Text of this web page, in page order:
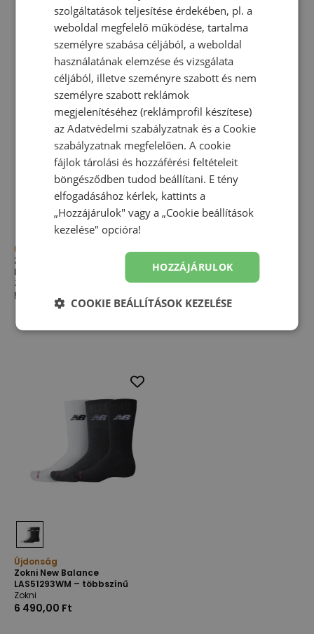
Újdonság
Zokni New Balance
LAS51453WT – fehér
Zokni
5 490,00 Ft
Újdonság
Zokni New Balance
LAS51453WM – többszínű
Zokni
5 490,00 Ft
Újdonság
Zokni New Balance
LAS51293WM – többszínű
Zokni
6 490,00 Ft
szolgáltatások teljesítése érdekében, pl. a
weboldal megfelelő működése, tartalma
személyre szabása céljából, a weboldal
használatának elemzése és vizsgálata
céljából, illetve szeményre szabott és nem
személyre szabott reklámok
megjelenítéséhez (reklámprofil készítese)
azAdatvédelmi szabályzatnak és a Cookie
szabályzatnak megfelelően. A cookie
fájlok tárolási és hozzáférési feltételeit
böngésződben tudod beállítani. E tény
elfogadásához kérlek, kattints a
„Hozzájárulok" vagy a „Cookie beállítások
kezelése" opcióra!
HOZZÁJÁRULOK
COOKIE BEÁLLÍTÁSOK KEZELÉSE